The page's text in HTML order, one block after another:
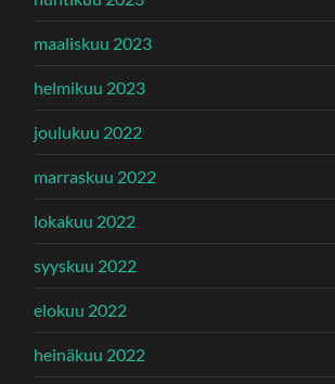
maaliskuu 2023
helmikuu 2023
joulukuu 2022
marraskuu 2022
lokakuu 2022
syyskuu 2022
elokuu 2022
heinäkuu 2022